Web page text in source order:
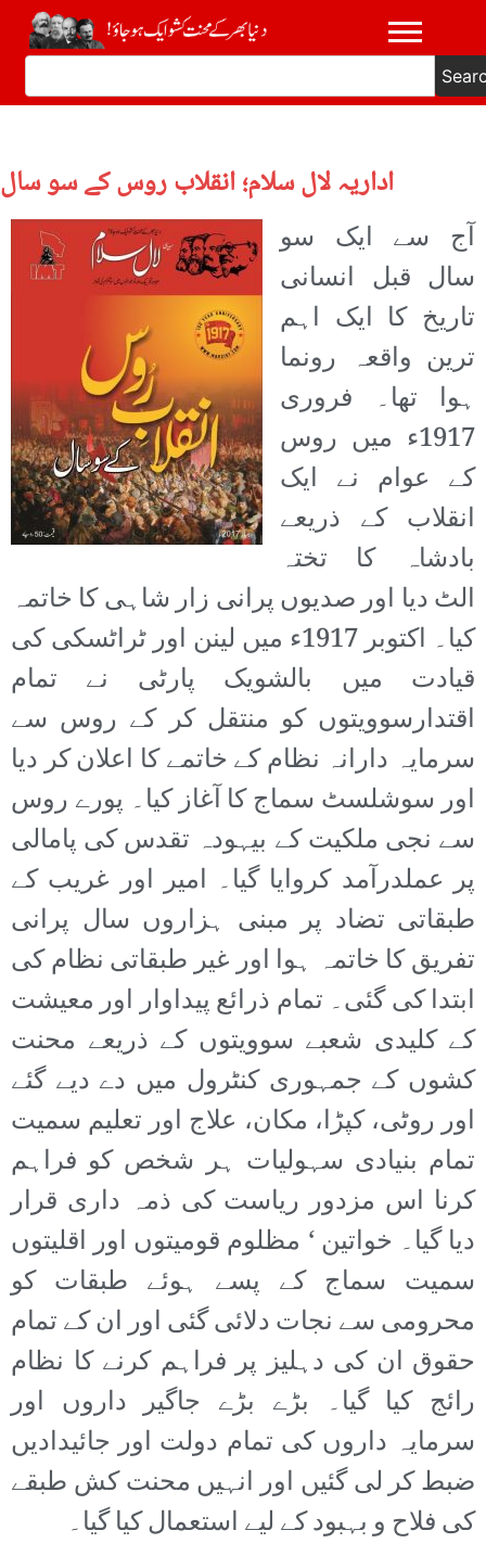
اداریہ لال سلام؛ انقلاب روس کے سو سال
آج سے ایک سو
سال قبل انسانی
تاریخ کا ایک اہم
ترین واقعہ رونما
ہوا تھا۔ فروری
1917ء میں روس
کے عوام نے ایک
انقلاب کے ذریعے
بادشاہ کا تختہ
الٹ دیا اور صدیوں پرانی زار شاہی کا خاتمہ
کیا۔ اکتوبر 1917ء میں لینن اور ٹراٹسکی کی
قیادت میں بالشویک پارٹی نے تمام
اقتدارسوویتوں کو منتقل کر کے روس سے
سرمایہ دارانہ نظام کے خاتمے کا اعلان کر دیا
اور سوشلسٹ سماج کا آغاز کیا۔ پورے روس
سے نجی ملکیت کے بیہودہ تقدس کی پامالی
پر عملدرآمد کروایا گیا۔ امیر اور غریب کے
طبقاتی تضاد پر مبنی ہزاروں سال پرانی
تفریق کا خاتمہ ہوا اور غیر طبقاتی نظام کی
ابتدا کی گئی۔ تمام ذرائع پیداوار اور معیشت
کے کلیدی شعبے سوویتوں کے ذریعے محنت
کشوں کے جمہوری کنٹرول میں دے دیے گئے
اور روٹی، کپڑا، مکان، علاج اور تعلیم سمیت
تمام بنیادی سہولیات ہر شخص کو فراہم
کرنا اس مزدور ریاست کی ذمہ داری قرار
دیا گیا۔ خواتین ‘ مظلوم قومیتوں اور اقلیتوں
سمیت سماج کے پسے ہوئے طبقات کو
محرومی سے نجات دلائی گئی اور ان کے تمام
حقوق ان کی دہلیز پر فراہم کرنے کا نظام
رائج کیا گیا۔ بڑے بڑے جاگیر داروں اور
سرمایہ داروں کی تمام دولت اور جائیدادیں
ضبط کر لی گئیں اور انہیں محنت کش طبقے
کی فلاح و بہبود کے لیے استعمال کیا گیا۔